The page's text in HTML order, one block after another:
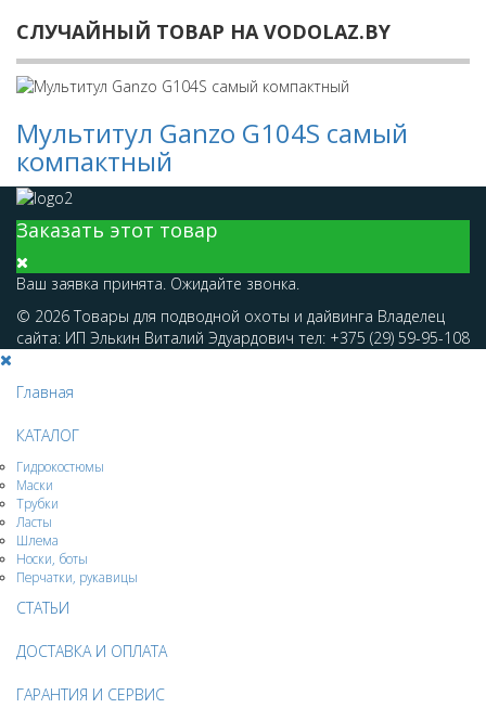
СЛУЧАЙНЫЙ ТОВАР НА VODOLAZ.BY
Мультитул Ganzo G104S самый
компактный
Заказать этот товар
Ваш заявка принята. Ожидайте звонка.
© 2026 Товары для подводной охоты и дайвинга Владелец
сайта: ИП Элькин Виталий Эдуардович тел: +375 (29) 59-95-108
Главная
КАТАЛОГ
Гидрокостюмы
Маски
Трубки
Ласты
Шлема
Носки, боты
Перчатки, рукавицы
СТАТЬИ
ДОСТАВКА И ОПЛАТА
ГАРАНТИЯ И СЕРВИС